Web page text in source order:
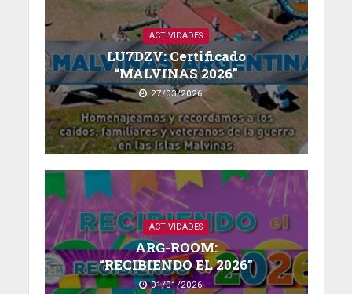
ACTIVIDADES
LU7DZV: Certificado
“MALVINAS 2026”
27/03/2026
ACTIVIDADES
ARG-ROOM:
“RECIBIENDO EL 2026”
01/01/2026